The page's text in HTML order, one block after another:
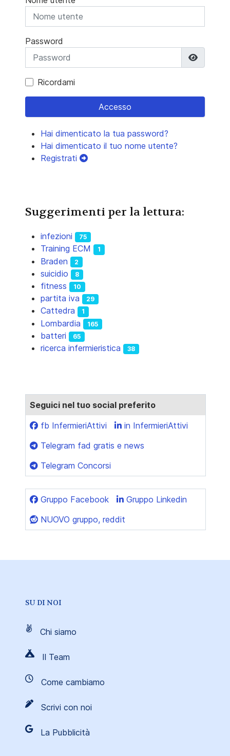
Password
Ricordami
Accesso
Hai dimenticato la tua password?
Hai dimenticato il tuo nome utente?
Registrati
Suggerimenti per la lettura:
infezioni 75
Training ECM 1
Braden 2
suicidio 8
fitness 10
partita iva 29
Cattedra 1
Lombardia 165
batteri 65
ricerca infermieristica 38
Seguici nel tuo social preferito
fb InfermieriAttivi
in InfermieriAttivi
Telegram fad gratis e news
Telegram Concorsi
Gruppo Facebook
Gruppo Linkedin
NUOVO gruppo, reddit
SU DI NOI
Chi siamo
Il Team
Come cambiamo
Scrivi con noi
La Pubblicità